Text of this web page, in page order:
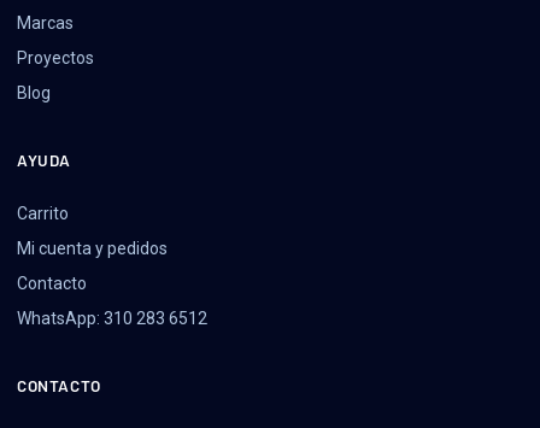
Marcas
Proyectos
Blog
AYUDA
Carrito
Mi cuenta y pedidos
Contacto
WhatsApp: 310 283 6512
CONTACTO